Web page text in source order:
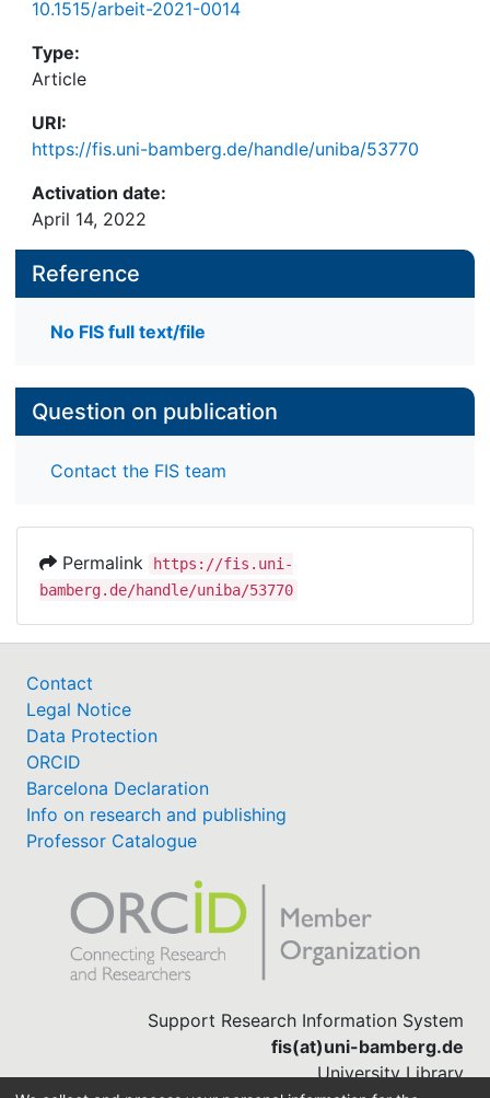
10.1515/arbeit-2021-0014
Type:
Article
URI:
https://fis.uni-bamberg.de/handle/uniba/53770
Activation date:
April 14, 2022
Reference
No FIS full text/file
Question on publication
Contact the FIS team
Permalink
https://fis.uni-
bamberg.de/handle/uniba/53770
Contact
Legal Notice
Data Protection
ORCID
Barcelona Declaration
Info on research and publishing
Professor Catalogue
Support Research Information System
fis(at)uni-bamberg.de
University Library